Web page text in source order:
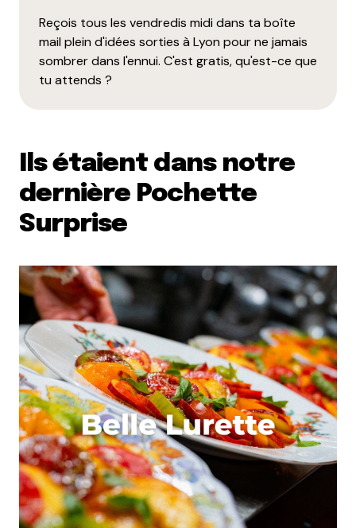
Reçois tous les vendredis midi dans ta boîte
mail plein d'idées sorties à Lyon pour ne jamais
sombrer dans l'ennui. C'est gratis, qu'est-ce que
tu attends ?
Ils étaient dans notre
dernière Pochette
Surprise